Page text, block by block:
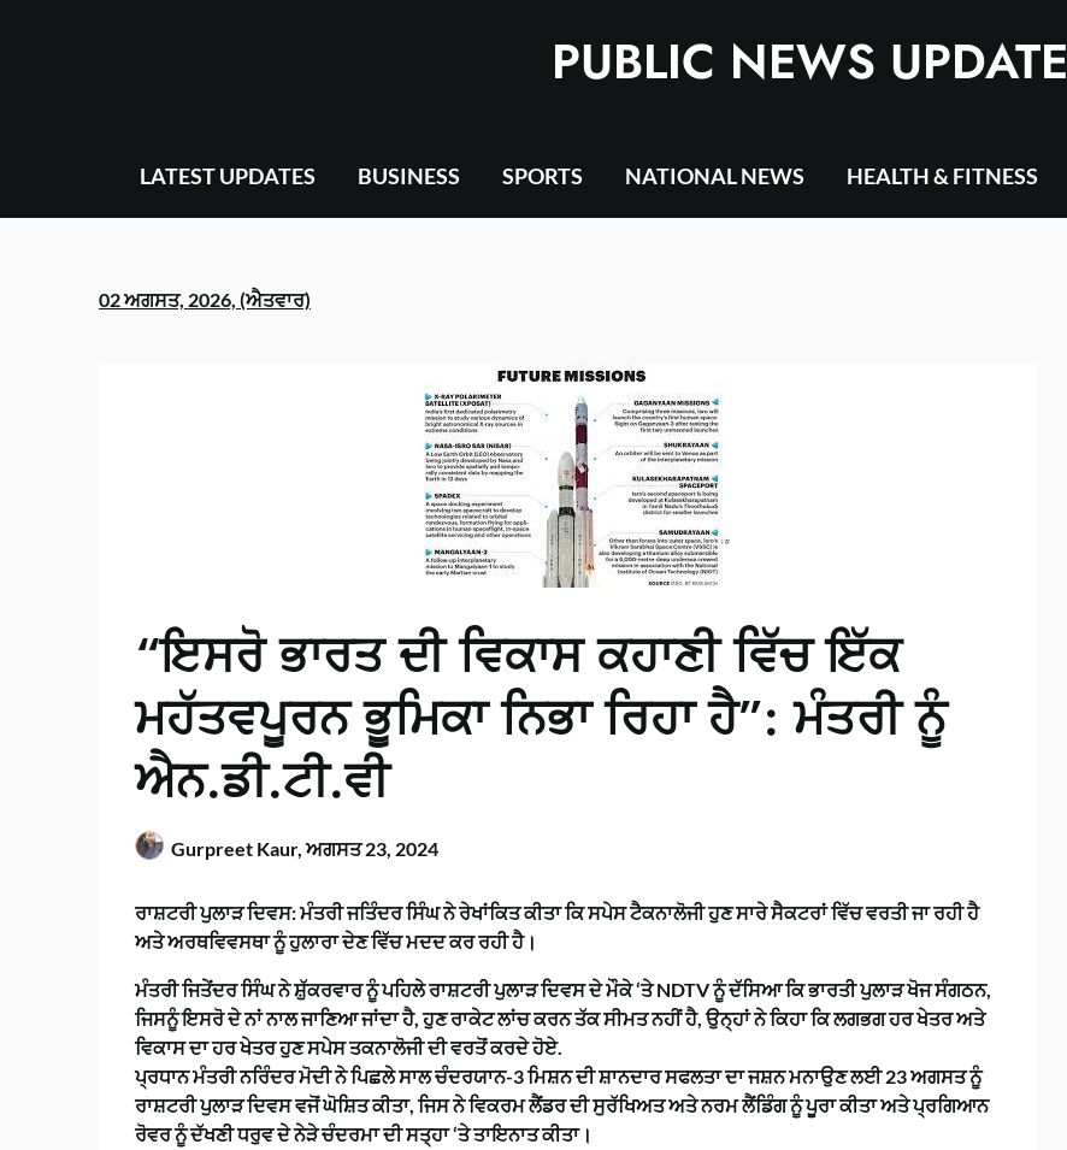
PUBLIC NEWS UPDATE
LATEST UPDATES BUSINESS SPORTS NATIONAL NEWS HEALTH & FITNESS
02 ਅਗਸਤ, 2026, (ਐਤਵਾਰ)
“ਇਸਰੋ ਭਾਰਤ ਦੀ ਵਿਕਾਸ ਕਹਾਣੀ ਵਿੱਚ ਇੱਕ
ਮਹੱਤਵਪੂਰਨ ਭੂਮਿਕਾ ਨਿਭਾ ਰਿਹਾ ਹੈ”: ਮੰਤਰੀ ਨੂੰ
ਐਨ.ਡੀ.ਟੀ.ਵੀ
Gurpreet Kaur,ਅਗਸਤ 23, 2024
ਰਾਸ਼ਟਰੀ ਪੁਲਾੜ ਦਿਵਸ: ਮੰਤਰੀ ਜਤਿੰਦਰ ਸਿੰਘ ਨੇ ਰੇਖਾਂਕਿਤ ਕੀਤਾ ਕਿ ਸਪੇਸ ਟੈਕਨਾਲੋਜੀ ਹੁਣ ਸਾਰੇ ਸੈਕਟਰਾਂ ਵਿੱਚ ਵਰਤੀ ਜਾ ਰਹੀ ਹੈ
ਅਤੇ ਅਰਥਵਿਵਸਥਾ ਨੂੰ ਹੁਲਾਰਾ ਦੇਣ ਵਿੱਚ ਮਦਦ ਕਰ ਰਹੀ ਹੈ।
ਮੰਤਰੀ ਜਿਤੇਂਦਰ ਸਿੰਘ ਨੇ ਸ਼ੁੱਕਰਵਾਰ ਨੂੰ ਪਹਿਲੇ ਰਾਸ਼ਟਰੀ ਪੁਲਾੜ ਦਿਵਸ ਦੇ ਮੌਕੇ ‘ਤੇ NDTV ਨੂੰ ਦੱਸਿਆ ਕਿ ਭਾਰਤੀ ਪੁਲਾੜ ਖੋਜ ਸੰਗਠਨ,
ਜਿਸਨੂੰ ਇਸਰੋ ਦੇ ਨਾਂ ਨਾਲ ਜਾਣਿਆ ਜਾਂਦਾ ਹੈ, ਹੁਣ ਰਾਕੇਟ ਲਾਂਚ ਕਰਨ ਤੱਕ ਸੀਮਤ ਨਹੀਂ ਹੈ, ਉਨ੍ਹਾਂ ਨੇ ਕਿਹਾ ਕਿ ਲਗਭਗ ਹਰ ਖੇਤਰ ਅਤੇ
ਵਿਕਾਸ ਦਾ ਹਰ ਖੇਤਰ ਹੁਣ ਸਪੇਸ ਤਕਨਾਲੋਜੀ ਦੀ ਵਰਤੋਂ ਕਰਦੇ ਹੋਏ.
ਪ੍ਰਧਾਨ ਮੰਤਰੀ ਨਰਿੰਦਰ ਮੋਦੀ ਨੇ ਪਿਛਲੇ ਸਾਲ ਚੰਦਰਯਾਨ-3 ਮਿਸ਼ਨ ਦੀ ਸ਼ਾਨਦਾਰ ਸਫਲਤਾ ਦਾ ਜਸ਼ਨ ਮਨਾਉਣ ਲਈ 23 ਅਗਸਤ ਨੂੰ
ਰਾਸ਼ਟਰੀ ਪੁਲਾੜ ਦਿਵਸ ਵਜੋਂ ਘੋਸ਼ਿਤ ਕੀਤਾ, ਜਿਸ ਨੇ ਵਿਕਰਮ ਲੈਂਡਰ ਦੀ ਸੁਰੱਖਿਅਤ ਅਤੇ ਨਰਮ ਲੈਂਡਿੰਗ ਨੂੰ ਪੂਰਾ ਕੀਤਾ ਅਤੇ ਪ੍ਰਗਿਆਨ
ਰੋਵਰ ਨੂੰ ਦੱਖਣੀ ਧਰੁਵ ਦੇ ਨੇੜੇ ਚੰਦਰਮਾ ਦੀ ਸਤ੍ਹਾ ‘ਤੇ ਤਾਇਨਾਤ ਕੀਤਾ।